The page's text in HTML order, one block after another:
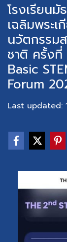
โรงเรียน
เฉลิมพระ
นวัตกรรม
ชาติ ครั้งที่
Basic
Forum
Last updated: